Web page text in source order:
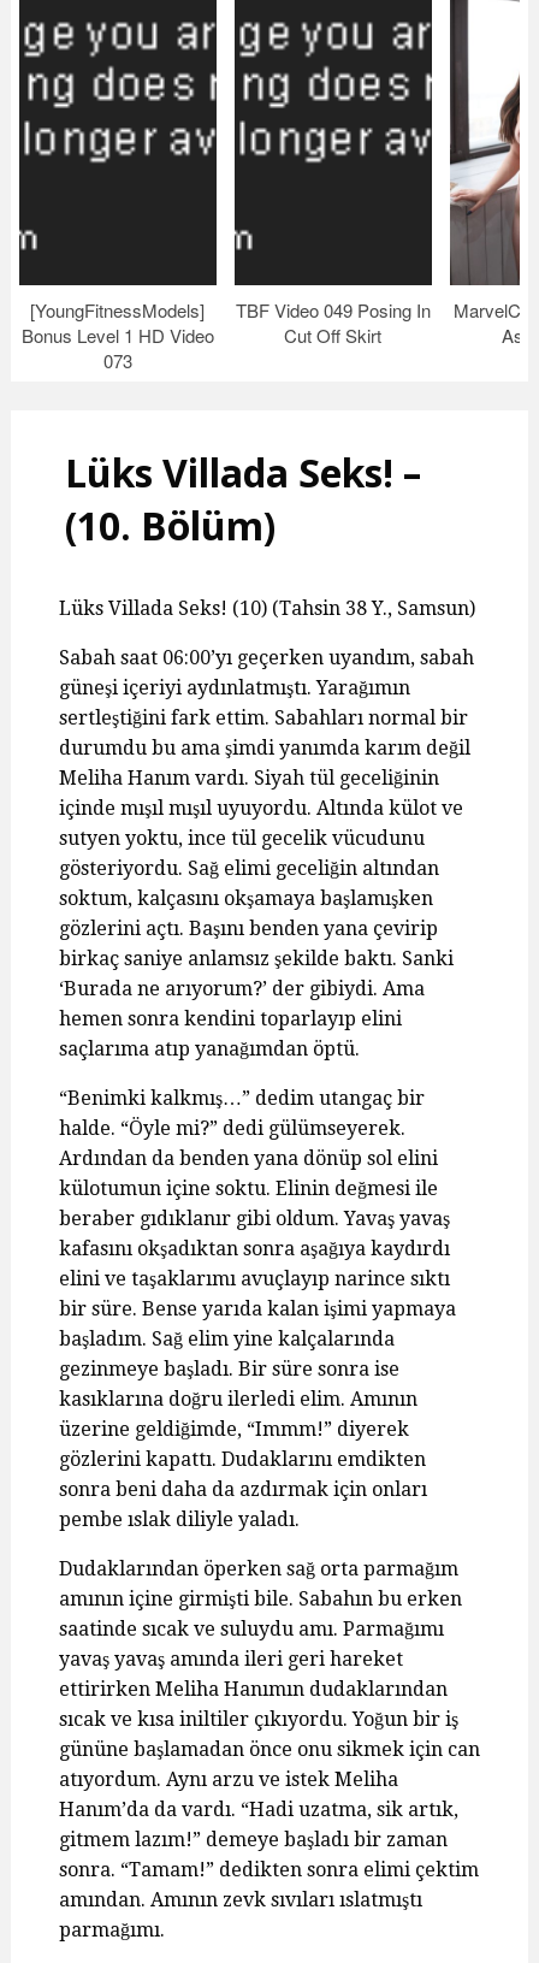
[YoungFitnessModels]
Bonus Level 1 HD Video
073
TBF Video 049 Posing In
Cut Off Skirt
Lüks Villada Seks! –
(10. Bölüm)
Lüks Villada Seks! (10) (Tahsin 38 Y., Samsun)
Sabah saat 06:00’yı geçerken uyandım, sabah
güneşi içeriyi aydınlatmıştı. Yarağımın
sertleştiğini fark ettim. Sabahları normal bir
durumdu bu ama şimdi yanımda karım değil
Meliha Hanım vardı. Siyah tül geceliğinin
içinde mışıl mışıl uyuyordu. Altında külot ve
sutyen yoktu, ince tül gecelik vücudunu
gösteriyordu. Sağ elimi geceliğin altından
soktum, kalçasını okşamaya başlamışken
gözlerini açtı. Başını benden yana çevirip
birkaç saniye anlamsız şekilde baktı. Sanki
‘Burada ne arıyorum?’ der gibiydi. Ama
hemen sonra kendini toparlayıp elini
saçlarıma atıp yanağımdan öptü.
“Benimki kalkmış…” dedim utangaç bir
halde. “Öyle mi?” dedi gülümseyerek.
Ardından da benden yana dönüp sol elini
külotumun içine soktu. Elinin değmesi ile
beraber gıdıklanır gibi oldum. Yavaş yavaş
kafasını okşadıktan sonra aşağıya kaydırdı
elini ve taşaklarımı avuçlayıp narince sıktı
bir süre. Bense yarıda kalan işimi yapmaya
başladım. Sağ elim yine kalçalarında
gezinmeye başladı. Bir süre sonra ise
kasıklarına doğru ilerledi elim. Amının
üzerine geldiğimde, “Immm!” diyerek
gözlerini kapattı. Dudaklarını emdikten
sonra beni daha da azdırmak için onları
pembe ıslak diliyle yaladı.
Dudaklarından öperken sağ orta parmağım
amının içine girmişti bile. Sabahın bu erken
saatinde sıcak ve suluydu amı. Parmağımı
yavaş yavaş amında ileri geri hareket
ettirirken Meliha Hanımın dudaklarından
sıcak ve kısa iniltiler çıkıyordu. Yoğun bir iş
gününe başlamadan önce onu sikmek için can
atıyordum. Aynı arzu ve istek Meliha
Hanım’da da vardı. “Hadi uzatma, sik artık,
gitmem lazım!” demeye başladı bir zaman
sonra. “Tamam!” dedikten sonra elimi çektim
amından. Amının zevk sıvıları ıslatmıştı
parmağımı.